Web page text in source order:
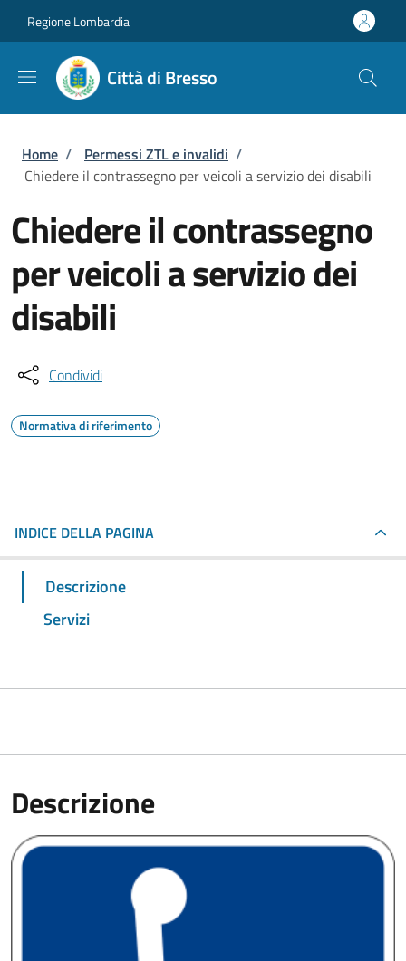
Regione Lombardia
Città di Bresso
Briciole di pane
Home / Permessi ZTL e invalidi /
Chiedere il contrassegno per veicoli a servizio dei disabili
Chiedere il contrassegno
per veicoli a servizio dei
disabili
Condividi
Normativa di riferimento
INDICE DELLA PAGINA
Descrizione
Servizi
Descrizione